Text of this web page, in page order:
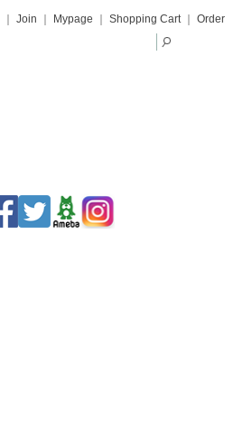
Join Mypage Shopping Cart｜ Order